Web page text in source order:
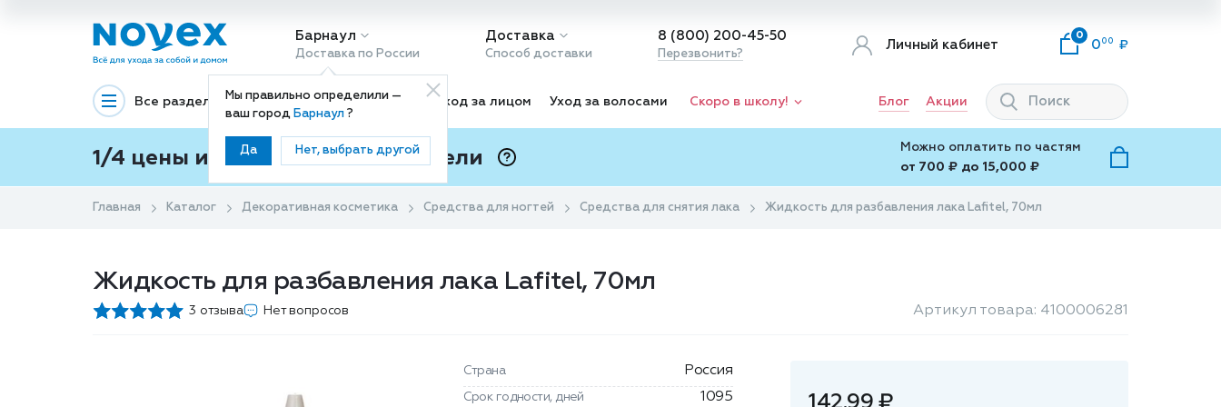
Барнаул
Доставка по России
Мы правильно определили —
ваш город Барнаул?
Да Нет, выбрать другой
Доставка
Способ доставки
8 (800) 200-45-50
Перезвонить?
Личный кабинет
0
0 00
Все разделы Декоративная косметика Уход за лицом Уход за волосами Скоро в школу! Блог Акции
1/4 цены и покупки ваши с Подели
Можно оплатить по частям
от 700 ₽ до 15,000 ₽
Главная Каталог Декоративная косметика Средства для ногтей Средства для снятия лака Жидкость для разбавления лака Lafitel, 70мл
Жидкость для разбавления лака Lafitel, 70мл
3 отзыва Нет вопросов Артикул товара: 4100006281
Страна Россия
Срок годности, дней 1095 142.99 ₽